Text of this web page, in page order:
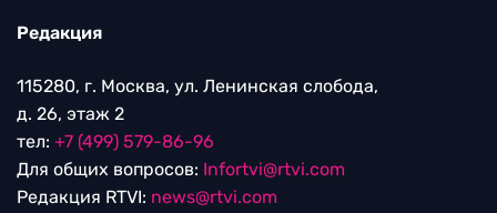
Редакция
115280, г. Москва, ул. Ленинская слобода,
д. 26, этаж 2
тел: +7 (499) 579-86-96
Для общих вопросов: Infortvi@rtvi.com
Редакция RTVI: news@rtvi.com